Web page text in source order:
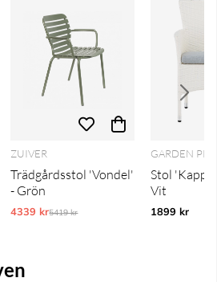
ZUIVER
Trädgårdsstol 'Vondel'
- Grön
4339 krOrdinarie pris:
5419 kr
GARDEN
Stol
Vit
1899 kr